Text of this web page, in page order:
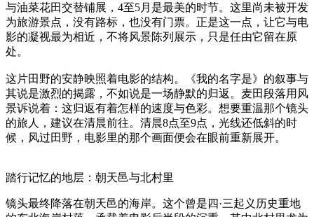
与油菜花田交替铺展，4至5月是最美的时节。这里尚未被开发
为旅游景点，没有路标，也没有门票。正是这一点，让它与电
影的凝视最为相近，不将风景陈列展示，只是任由它留在原
处。
这片田野的安静映照着电影的结构。《我的名字是》的叙事与
其说是激烈的揭露，不如说是一场静默的归返。麦田段落用风
景诉说着：这归返有着怎样的速度与色彩。想要重温那个镜头
的旅人，建议在清晨前往。清晨8点至9点，光线还低斜的时
候，风过田野，电影里的那个画面便会在眼前重新展开。
踏行记忆的地层：朝天邑与北村里
镜头最终降落在朝天邑的海岸。这个曾是四·三起义历史重地